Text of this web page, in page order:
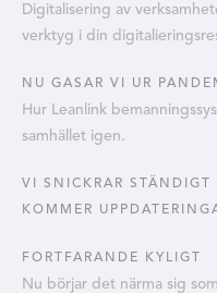
Digitalisering av
verktyg i din
NU GASAR VI UR
Hur Leanlink
samhället igen.
VI SNICKRAR
KOMMER
FORTFARANDE KYLIGT
Nu börjar det närma sig